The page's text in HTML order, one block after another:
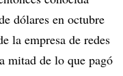
dólares en octubre
la empresa de redes
mitad de lo que pagó